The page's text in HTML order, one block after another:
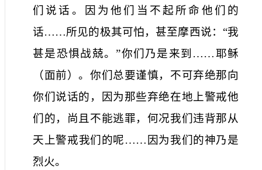
们说话。因为他们当不起所命他们的
话……所见的极其可怕，甚至摩西说：“我
甚是恐惧战兢。”你们乃是来到……耶稣
（面前）。你们总要谨慎，不可弃绝那向
你们说话的，因为那些弃绝在地上警戒他
们的，尚且不能逃罪，何况我们违背那从
天上警戒我们的呢……因为我们的神乃是
烈火。